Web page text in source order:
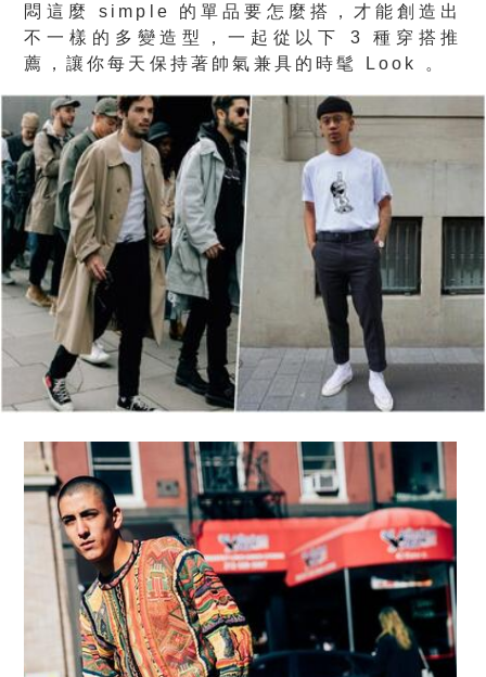
悶這麼 simple 的單品要怎麼搭，才能創造出
不一樣的多變造型，一起從以下 3 種穿搭推
薦，讓你每天保持著帥氣兼具的時髦 Look 。